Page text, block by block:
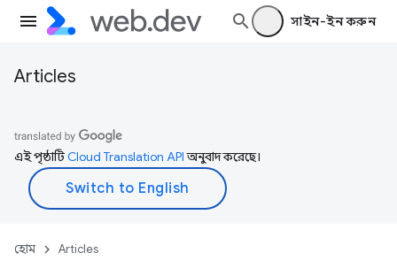
সাইন-ইন করুন
Articles
এই পৃষ্ঠাটিCloud Translation APIঅনুবাদ করেছে।
হোম Articles